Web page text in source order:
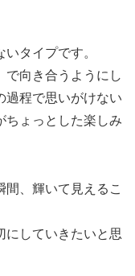
タイプです。
で向き合うようにし
過程で思いがけない
ちょっとした楽しみ
、輝いて見えるこ
にしていきたいと思